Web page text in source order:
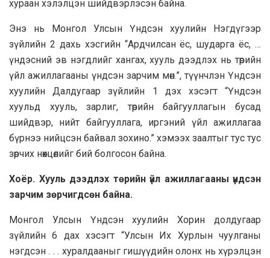
хураан хэлэлцэн шийдвэрлэсэн байна.
Энэ нь Монгол Улсын Үндсэн хуулийн Нэгдүгээр
зүйлийн 2 дахь хэсгийн “Ардчилсан ёс, шударга ёс, …
үндэсний эв нэгдлийг хангах, хууль дээдлэх нь төрийн
үйл ажиллагааны үндсэн зарчим мөн.”, түүнчлэн Үндсэн
хуулийн Далдугаар зүйлийн 1 дэх хэсэгт “Үндсэн
хуульд хууль, зарлиг, төрийн байгууллагын бусад
шийдвэр, нийт байгууллага, иргэний үйл ажиллагаа
бүрнээ нийцсэн байвал зохино.” хэмээх заалтыг тус тус
зөрчих нөхцөлийг бий болгосон байна.
Хоёр. Хууль дээдлэх төрийн үйл ажиллагааны үндсэн
зарчим зөрчигдсөн байна.
Монгол Улсын Үндсэн хуулийн Хорин долдугаар
зүйлийн 6 дах хэсэгт “Улсын Их Хурлын чуулганы
нэгдсэн . . . хуралдааныг гишүүдийн олонх нь хүрэлцэн